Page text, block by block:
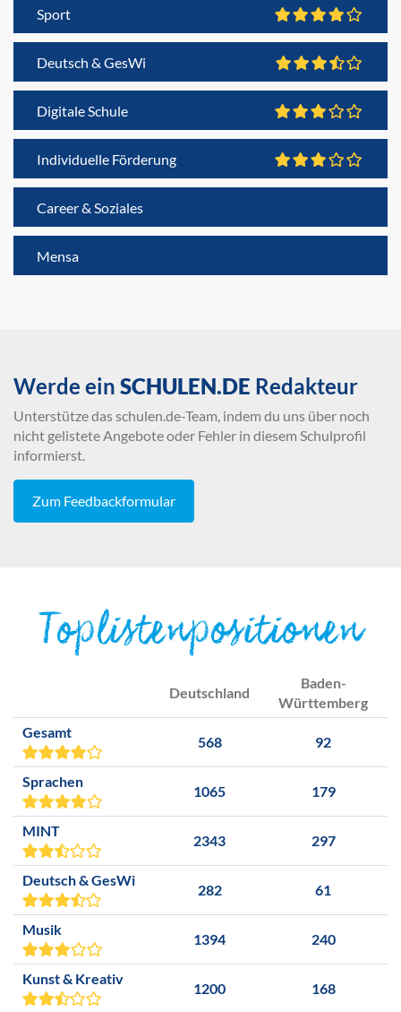
Sport
Deutsch & GesWi
Digitale Schule
Individuelle Förderung
Career & Soziales
Mensa
Werde ein SCHULEN.DE Redakteur
Unterstütze das schulen.de-Team, indem du uns über noch
nicht gelistete Angebote oder Fehler in diesem Schulprofil
informierst.
Zum Feedbackformular
Toplistenpositionen
Deutschland
Baden-
Württemberg
Gesamt
568 92
Sprachen
1065 179
MINT
2343 297
Deutsch & GesWi
282 61
Musik
1394 240
Kunst & Kreativ
1200 168